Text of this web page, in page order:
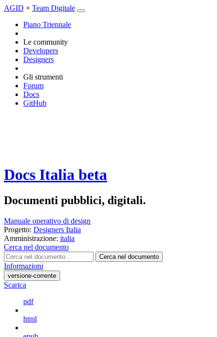
AGID + Team Digitale
Piano Triennale
Le community
Developers
Designers
Gli strumenti
Forum
Docs
GitHub
Docs Italia beta
Documenti pubblici, digitali.
Manuale operativo di design
Progetto: Designers Italia
Amministrazione: italia
Cerca nel documento
Cerca nel documento
Informazioni
versione-corrente
Scarica
pdf
html